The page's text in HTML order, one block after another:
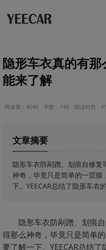
隐形车衣真的有
能来了解
阅读量：4144 字数：740 阅读时长：
文章摘要
隐形车衣防剐蹭、划痕自修复
神奇，毕竟只是简单的一层膜
下。YEECAR总结了隐形车衣
隐形车衣防剐蹭、划痕
得那么神奇，毕竟只是简单
要了解一下。YEECAR总结